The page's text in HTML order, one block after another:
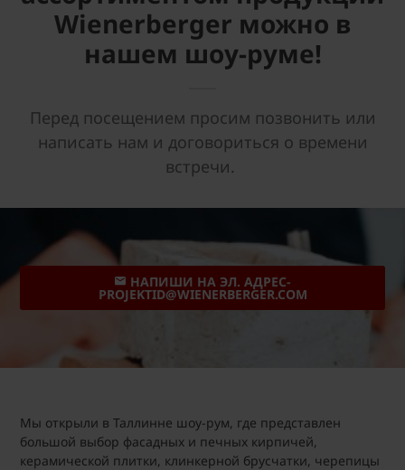
Wienerberger можно в
нашем шоу-руме!
Перед посещением просим позвонить или
написать нам и договориться о времени
встречи.
НАПИШИ НА ЭЛ. АДРЕС-
PROJEKTID@WIENERBERGER.COM
Мы открыли в Таллинне шоу-рум, где представлен
большой выбор фасадных и печных кирпичей,
керамической плитки, клинкерной брусчатки, черепицы